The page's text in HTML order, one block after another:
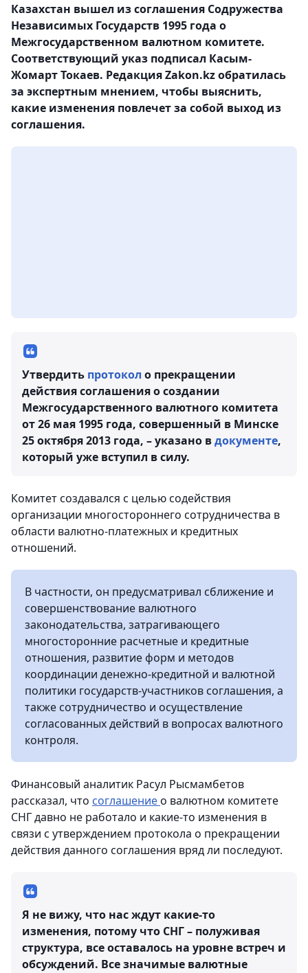
Казахстан вышел из соглашения Содружества
Независимых Государств 1995 года о
Межгосударственном валютном комитете.
Соответствующий указ подписал Касым-
Жомарт Токаев. Редакция Zakon.kz обратилась
за экспертным мнением, чтобы выяснить,
какие изменения повлечет за собой выход из
соглашения.
Утвердить протокол о прекращении
действия соглашения о создании
Межгосударственного валютного комитета
от 26 мая 1995 года, совершенный в Минске
25 октября 2013 года, – указано вдокументе,
который уже вступил в силу.
Комитет создавался с целью содействия
организации многостороннего сотрудничества в
области валютно-платежных и кредитных
отношений.
В частности, он предусматривал сближение и
совершенствование валютного
законодательства, затрагивающего
многосторонние расчетные и кредитные
отношения, развитие форм и методов
координации денежно-кредитной и валютной
политики государств-участников соглашения, а
также сотрудничество и осуществление
согласованных действий в вопросах валютного
контроля.
Финансовый аналитик Расул Рысмамбетов
рассказал, что соглашениео валютном комитете
СНГ давно не работало и какие-то изменения в
связи с утверждением протокола о прекращении
действия данного соглашения вряд ли последуют.
Я не вижу, что нас ждут какие-то
изменения, потому что СНГ – полуживая
структура, все оставалось на уровне встреч и
обсуждений. Все значимые валютные